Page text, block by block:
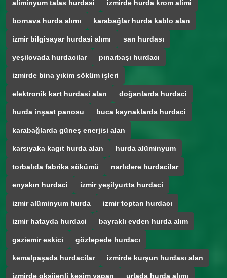
aliminyum talas hurdasi izmirde hurda krom alimi
bornava hurda alımı karabağlar hurda kablo alan
izmir bilgisayar hurdasi alımı sarı hurdası
yeşilovada hurdacilar pınarbaşı hurdacı
izmirde bina yıkim söküm işleri
elektronik kart hurdasi alan doğanlarda hurdaci
hurda inşaat panosu buca kaynaklarda hurdaci
karabağlarda güneş enerjisi alan
karsıyaka kagıt hurda alan hurda alüminyum
torbalıda fabrika sökümü narlıdere hurdacilar
enyakın hurdaci izmir yeşilyurtta hurdaci
izmir alüminyum hurda izmir toptan hurdacı
izmir hatayda hurdaci bayraklı evden hurda alım
gaziemir eskici göztepede hurdacı
kemalpaşada hurdacilar izmirde kurşun hurdası alan
izmirde oksijenli kesim yapan urlada hurda alımı